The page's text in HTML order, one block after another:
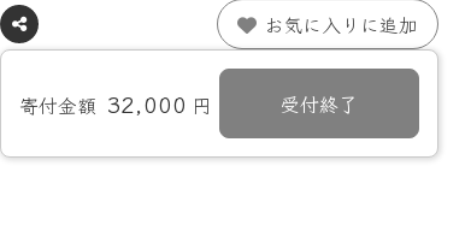
お気に入りに追加
寄付金額 32,000 円 受付終了